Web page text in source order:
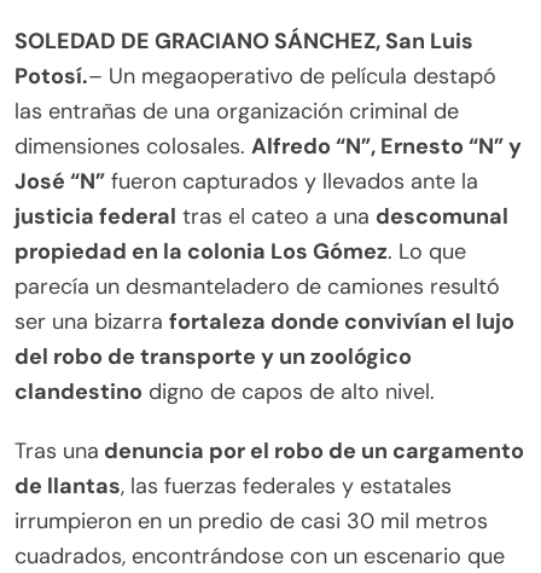
SOLEDAD DE GRACIANO SÁNCHEZ, San Luis
Potosí.– Un megaoperativo de película destapó
las entrañas de una organización criminal de
dimensiones colosales. Alfredo “N”, Ernesto “N” y
José “N” fueron capturados y llevados ante la
justicia federal tras el cateo a una descomunal
propiedad en la colonia Los Gómez. Lo que
parecía un desmanteladero de camiones resultó
ser una bizarra fortaleza donde convivían el lujo
del robo de transporte y un zoológico
clandestino digno de capos de alto nivel.
Tras una denuncia por el robo de un cargamento
de llantas, las fuerzas federales y estatales
irrumpieron en un predio de casi 30 mil metros
cuadrados, encontrándose con un escenario que